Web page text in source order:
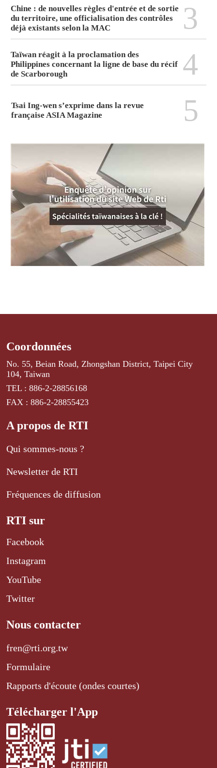
Chine : de nouvelles règles d'entrée et de sortie
du territoire, une officialisation des contrôles
déjà existants selon la MAC
3
Taïwan réagit à la proclamation des
Philippines concernant la ligne de base du récif
de Scarborough
4
Tsai Ing-wen s’exprime dans la revue
française ASIA Magazine
5
Coordonnées
No. 55, Beian Road, Zhongshan District, Taipei City
104, Taiwan
TEL : 886-2-28856168
FAX : 886-2-28855423
A propos de RTI
Qui sommes-nous ?
Newsletter de RTI
Fréquences de diffusion
RTI sur
Facebook
Instagram
YouTube
Twitter
Nous contacter
fren@rti.org.tw
Formulaire
Rapports d'écoute (ondes courtes)
Télécharger l'App